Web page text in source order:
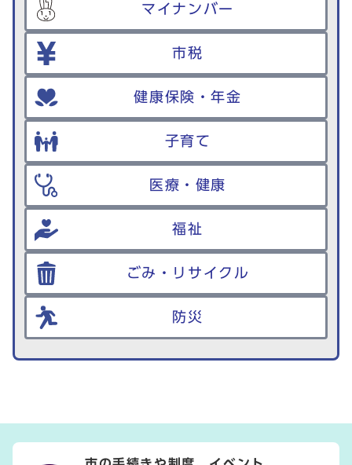
マイナンバー
市税
健康保険・年金
子育て
医療・健康
福祉
ごみ・リサイクル
防災